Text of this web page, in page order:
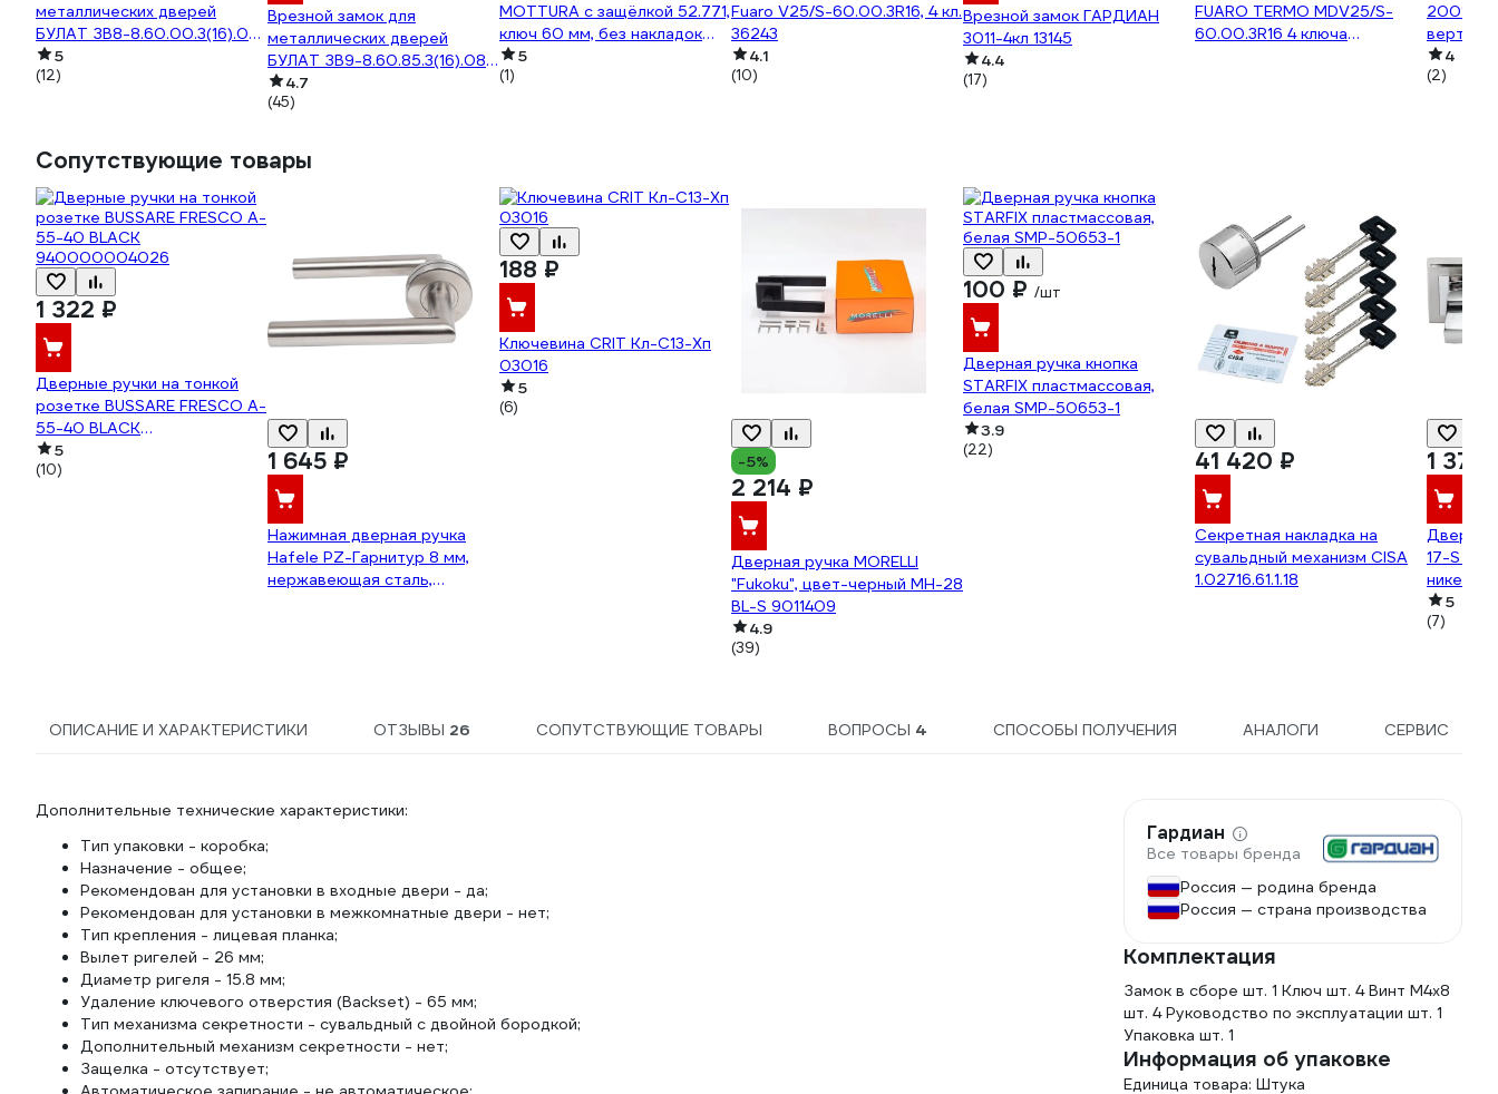
металлических дверей
БУЛАТ ЗВ8-8.60.00.3(16).08
хром, сувальдный, б/о б/
наклад, 5 ключей 14934
5
(12)
Врезной замок для
металлических дверей
БУЛАТ ЗВ9-8.60.85.3(16).08
хром, сувальдный, б/о б/
наклад, 5 ключей 14933
4.7
(45)
MOTTURA с защёлкой 52.771,
ключ 60 мм, без накладок
29607
5
(1)
Fuaro V25/S-60.00.3R16, 4 кл.
36243
4.1
(10)
Врезной замок ГАРДИАН
3011-4кл 13145
4.4
(17)
FUARO TERMO MDV25/S-
60.00.3R16 4 ключа
2001Т-
4
(2)
Сопутствующие товары
1 322 ₽
Дверные ручки на тонкой
розетке BUSSARE FRESCO A-
55-40 BLACK
940000004026
5
(10) 1 645 ₽
Нажимная дверная ручка
Hafele PZ-Гарнитур 8 мм,
нержавеющая сталь,
188 ₽
Ключевина CRIT Кл-С13-Хп
03016
5
(6)
-5%
2 214 ₽
Дверная ручка MORELLI
"Fukoku", цвет-черный MH-28
BL-S 9011409
4.9
(39)
100 ₽ /шт
Дверная ручка кнопка
STARFIX пластмассовая,
белая SMP-50653-1
3.9
(22) 41 420 ₽
Секретная накладка на
сувальдный механизм CISA
1.02716.61.1.18
1 375
Дверная
17-S SN/
никель/
5
(7)
ОПИСАНИЕ И ХАРАКТЕРИСТИКИ ОТЗЫВЫ 26 СОПУТСТВУЮЩИЕ ТОВАРЫ ВОПРОСЫ 4 СПОСОБЫ ПОЛУЧЕНИЯ АНАЛОГИ СЕРВИС
Дополнительные технические характеристики:
Тип упаковки - коробка;
Назначение - общее;
Рекомендован для установки в входные двери - да;
Рекомендован для установки в межкомнатные двери - нет;
Тип крепления - лицевая планка;
Вылет ригелей - 26 мм;
Диаметр ригеля - 15.8 мм;
Удаление ключевого отверстия (Backset) - 65 мм;
Тип механизма секретности - сувальдный с двойной бородкой;
Дополнительный механизм секретности - нет;
Защелка - отсутствует;
Гардиан
Все товары бренда
Россия — родина бренда
Россия — страна производства
Комплектация
Замок в сборе шт. 1 Ключ шт. 4 Винт М4х8
шт. 4 Руководство по эксплуатации шт. 1
Упаковка шт. 1
Информация об упаковке
Единица товара: Штука